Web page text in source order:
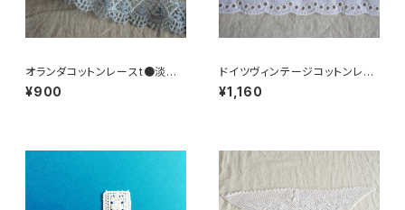
オランダコットンレースt●淡ブ
ルー
¥900
ドイツヴィンテージコットンレー
スR●小花柄
¥1,160